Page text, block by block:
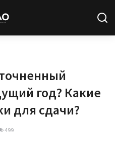
год? Какие
для сдачи?
499